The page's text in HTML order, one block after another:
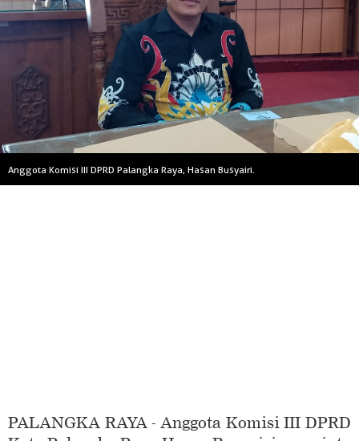
Anggota Komisi III DPRD Palangka Raya, Hasan Busyairi.
PALANGKA RAYA - Anggota Komisi III DPRD